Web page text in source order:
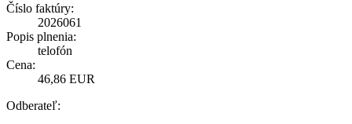
Číslo faktúry:
2026061
Popis plnenia:
telofón
Cena:
46,86 EUR
Odberateľ: